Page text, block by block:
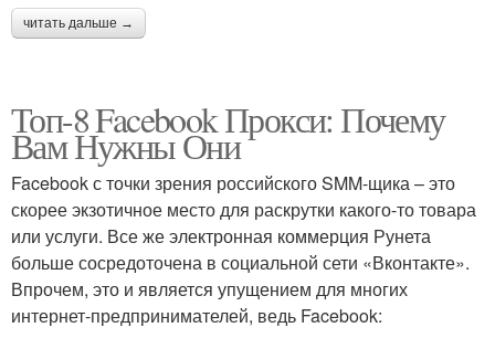
читать дальше →
Топ-8 Facebook Прокси: Почему
Вам Нужны Они
Facebook с точки зрения российского SMM-щика – это
скорее экзотичное место для раскрутки какого-то товара
или услуги. Все же электронная коммерция Рунета
больше сосредоточена в социальной сети «Вконтакте».
Впрочем, это и является упущением для многих
интернет-предпринимателей, ведь Facebook: